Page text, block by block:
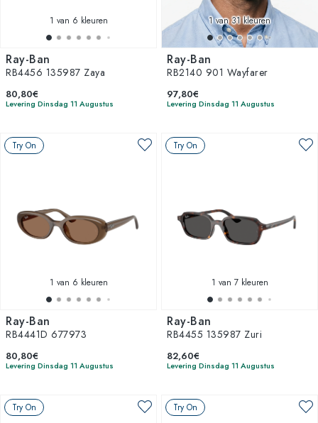
1 van 6 kleuren
Ray-Ban
RB4456 135987 Zaya
80,80€
Levering Dinsdag 11 Augustus
1van 31 kleuren
Ray-Ban
RB2140 901 Wayfarer
97,80€
Levering Dinsdag 11 Augustus
Try On
1 van 6 kleuren
Ray-Ban
RB4441D 677973
80,80€
Levering Dinsdag 11 Augustus
Try On
1 van 7 kleuren
Ray-Ban
RB4455 135987 Zuri
82,60€
Levering Dinsdag 11 Augustus
Try On Try On